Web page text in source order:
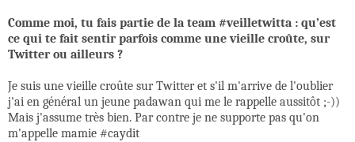
Comme moi, tu fais partie de la team #veilletwitta : qu’est
ce qui te fait sentir parfois comme une vieille croûte, sur
Twitter ou ailleurs ?
Je suis une vieille croûte sur Twitter et s'il m'arrive de l'oublier
j'ai en général un jeune padawan qui me le rappelle aussitôt ;-))
Mais j'assume très bien. Par contre je ne supporte pas qu'on
m'appelle mamie #caydit